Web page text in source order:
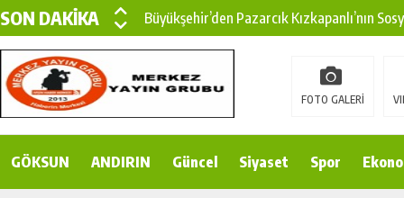
SON DAKİKA
Büyükşehir’den Pazarcık Kızkapanlı’nın
Büyükşehir’den Pazarcık Kırsalına Modern
Çin’den KSÜ’ye Uluslararası Başarı:
Gençler Pusula Maraş Kampında Yeni
FOTO GALERİ
GÖKSUN ANDIRIN Güncel Siyaset Spor